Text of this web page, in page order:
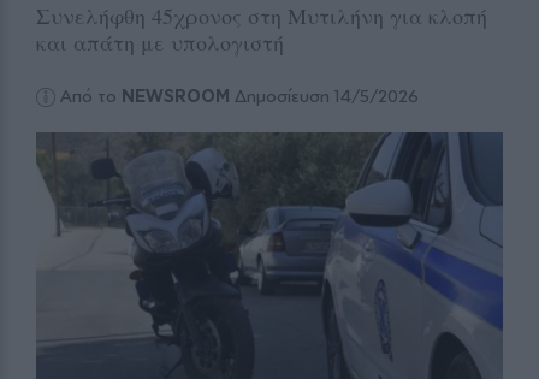
Συνελήφθη 45χρονος στη Μυτιλήνη για κλοπή
και απάτη με υπολογιστή
Από το NEWSROOM Δημοσίευση 14/5/2026